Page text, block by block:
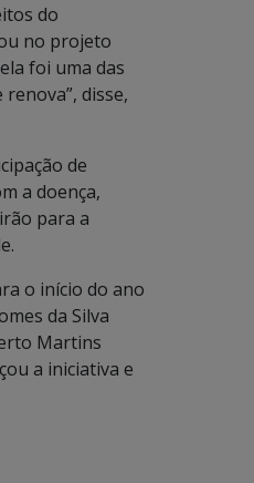
do
no projeto
foi uma das
disse,
de
a doença,
para a
o início do ano
da Silva
Martins
a iniciativa e